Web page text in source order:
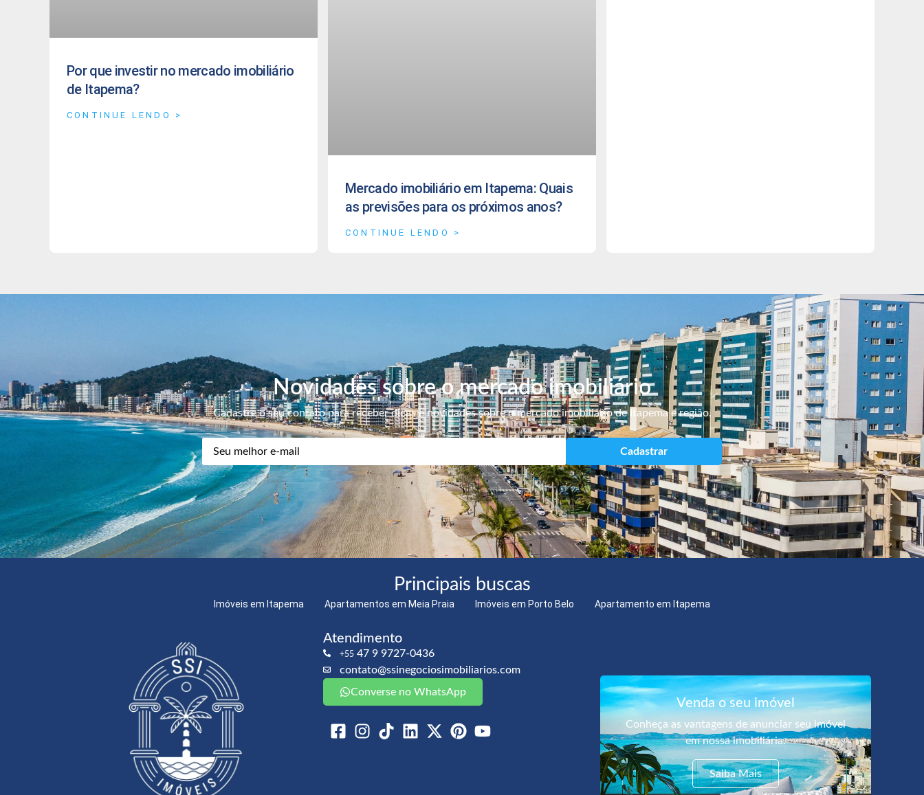
Por que investir no mercado imobiliário
de Itapema?
CONTINUE LENDO >
Mercado imobiliário em Itapema: Quais
as previsões para os próximos anos?
CONTINUE LENDO >
Novidades sobre o mercado imobiliário
Cadastre o seu contato para receber dicas e novidades sobre o mercado imobiliário de Itapema e região.
Principais buscas
Imóveis em Itapema Apartamentos em Meia Praia Imóveis em Porto Belo Apartamento em Itapema
Atendimento
+5547 9 9727-0436
contato@ssinegociosimobiliarios.com
Converse no WhatsApp
Venda o seu imóvel
Conheça as vantagens de anunciar seu imóvel
em nossa imobiliária.
Saiba Mais